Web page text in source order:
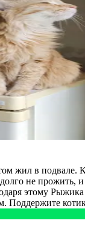
жил в подвале.
не прожить, и
этому Рыжика
Поддержите